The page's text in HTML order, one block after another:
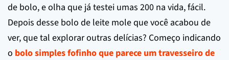
de bolo, e olha que já testei umas 200 na vida, fácil.
Depois desse bolo de leite mole que você acabou de
ver, que tal explorar outras delícias? Começo indicando
o bolo simples fofinho que parece um travesseiro de